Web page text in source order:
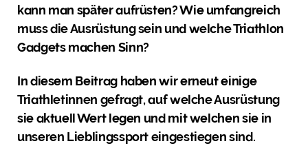
kann man später aufrüsten? Wie umfangreich
muss die Ausrüstung sein und welche Triathlon
Gadgets machen Sinn?
In diesem Beitrag haben wir erneut einige
Triathletinnen gefragt, auf welche Ausrüstung
sie aktuell Wert legen und mit welchen sie in
unseren Lieblingssport eingestiegen sind.